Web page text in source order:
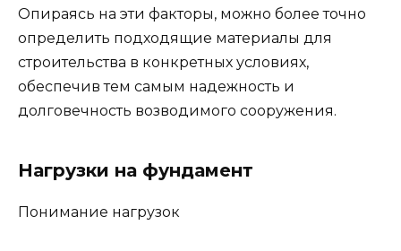
Опираясь на эти факторы, можно более точно
определить подходящие материалы для
строительства в конкретных условиях,
обеспечив тем самым надежность и
долговечность возводимого сооружения.
Нагрузки на фундамент
Понимание нагрузок